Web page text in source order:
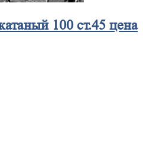
100 ст.45 цена